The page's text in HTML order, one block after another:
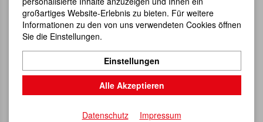
großartiges Website-Erlebnis zu bieten. Für weitere
Informationen zu den von uns verwendeten Cookies öffnen
Sie die Einstellungen.
Einstellungen
Alle Akzeptieren
Datenschutz Impressum